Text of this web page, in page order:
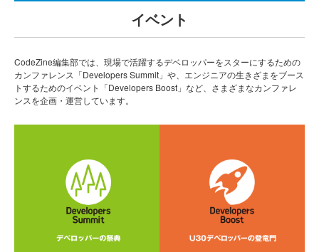
イベント
CodeZine編集部では、現場で活躍するデベロッパーをスターにするための
カンファレンス「Developers Summit」や、エンジニアの生きざまをブース
トするためのイベント「Developers Boost」など、さまざまなカンファレ
ンスを企画・運営しています。